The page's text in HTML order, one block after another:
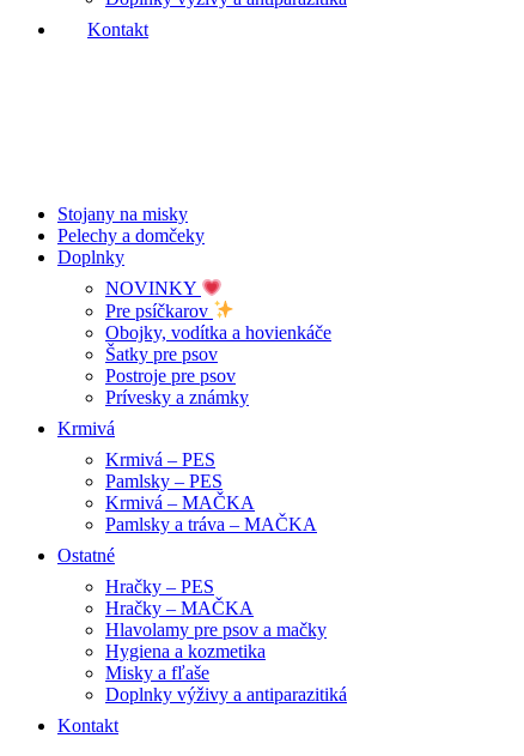
Kontakt
Stojany na misky
Pelechy a domčeky
Doplnky
NOVINKY
Pre psíčkarov
Obojky, vodítka a hovienkáče
Šatky pre psov
Postroje pre psov
Prívesky a známky
Krmivá
Krmivá – PES
Pamlsky – PES
Krmivá – MAČKA
Pamlsky a tráva – MAČKA
Ostatné
Hračky – PES
Hračky – MAČKA
Hlavolamy pre psov a mačky
Hygiena a kozmetika
Misky a fľaše
Doplnky výživy a antiparazitiká
Kontakt